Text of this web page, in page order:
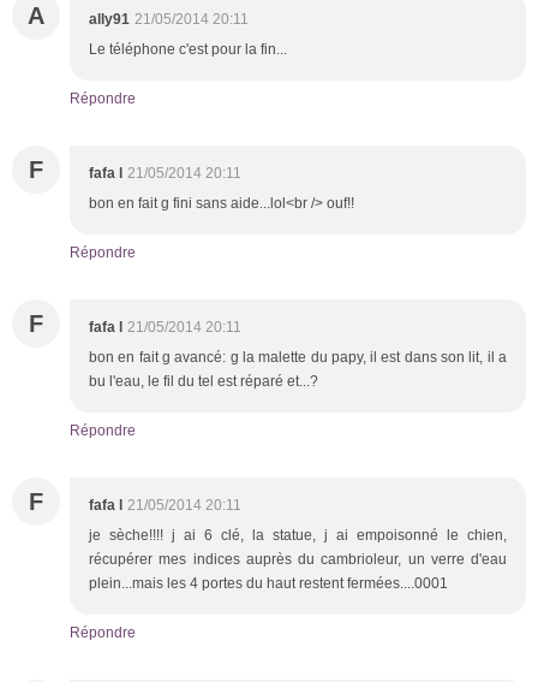
A ally91 21/05/2014 20:11
Le téléphone c'est pour la fin...
Répondre
F fafa l 21/05/2014 20:11
bon en fait g fini sans aide...lol<br /> ouf!!
Répondre
F fafa l 21/05/2014 20:11
bon en fait g avancé: g la malette du papy, il est dans son lit, il a
bu l'eau, le fil du tel est réparé et...?
Répondre
F fafa l 21/05/2014 20:11
je sèche!!!! j ai 6 clé, la statue, j ai empoisonné le chien,
récupérer mes indices auprès du cambrioleur, un verre d'eau
plein...mais les 4 portes du haut restent fermées....0001
Répondre